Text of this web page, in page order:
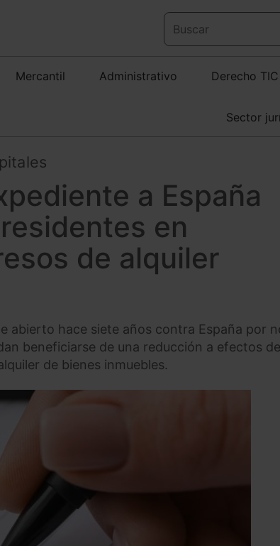
Mercantil Administrativo Derecho TIC
Sector
a España
en
de alquiler
abierto hace siete años contra España por
beneficiarse de una reducción a efectos
de bienes inmuebles.